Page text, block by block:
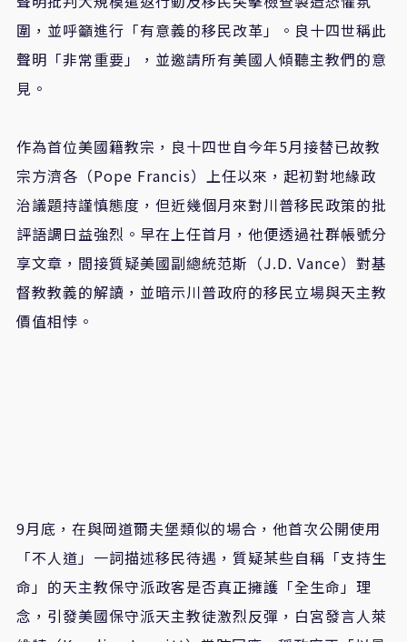
圍，並呼籲進行「有意義的移民改革」。良十四世稱此
聲明「非常重要」，並邀請所有美國人傾聽主教們的意
見。
作為首位美國籍教宗，良十四世自今年5月接替已故教
宗方濟各（Pope Francis）上任以來，起初對地緣政
治議題持謹慎態度，但近幾個月來對川普移民政策的批
評語調日益強烈。早在上任首月，他便透過社群帳號分
享文章，間接質疑美國副總統范斯（J.D. Vance）對基
督教教義的解讀，並暗示川普政府的移民立場與天主教
價值相悖。
9月底，在與岡道爾夫堡類似的場合，他首次公開使用
「不人道」一詞描述移民待遇，質疑某些自稱「支持生
命」的天主教保守派政客是否真正擁護「全生命」理
念，引發美國保守派天主教徒激烈反彈，白宮發言人萊